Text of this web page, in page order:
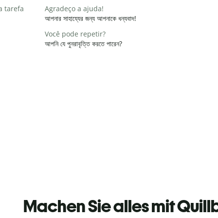
tarefa
Agradeço a ajuda!
আপনার সাহায্যের জন্য আপনাকে ধন্যবাদ!
Você pode repetir?
আপনি যে পুনরাবৃত্তি করতে পারেন?
Machen Sie alles mit